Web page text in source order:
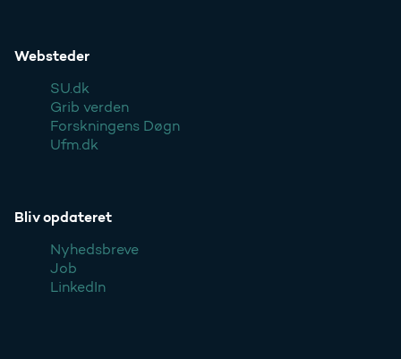
Websteder
SU.dk
Grib verden
Forskningens Døgn
Ufm.dk
Bliv opdateret
Nyhedsbreve
Job
LinkedIn